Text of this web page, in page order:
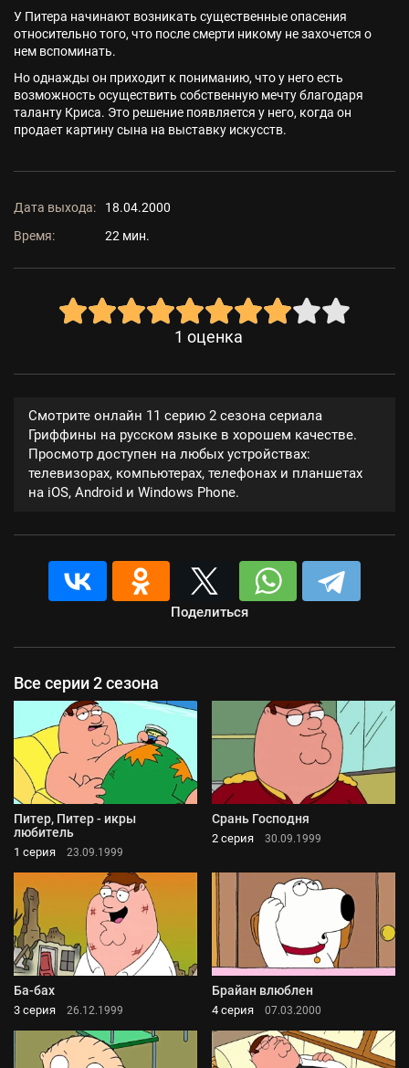
У Питера начинают возникать существенные опасения
относительно того, что после смерти никому не захочется о
нем вспоминать.
Но однажды он приходит к пониманию, что у него есть
возможность осуществить собственную мечту благодаря
таланту Криса. Это решение появляется у него, когда он
продает картину сына на выставку искусств.
Дата выхода:
18.04.2000
Время:
22 мин.
1 оценка
Смотрите онлайн 11 серию 2 сезона сериала
Гриффины на русском языке в хорошем качестве.
Просмотр доступен на любых устройствах:
телевизорах, компьютерах, телефонах и планшетах
на iOS, Android и Windows Phone.
Поделиться
Все серии 2 сезона
Питер, Питер - икры
любитель
1 серия 23.09.1999
Срань Господня
2 серия 30.09.1999
Ба-бах
3 серия 26.12.1999
Брайан влюблен
4 серия 07.03.2000